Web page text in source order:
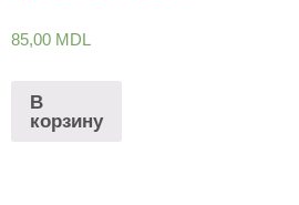
85,00 MDL
В
корзину